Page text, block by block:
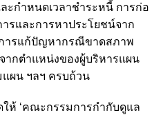
ะกำหนดเวลาชำระหนี้ การก่อ
รและการหาประโยชน์จาก
ารแก้ปัญหากรณีขาดสภาพ
ากตำแหน่งของผู้บริหารแผน
แผน ฯลฯ ครบถ้วน
ห้ ‘คณะกรรมการกำกับดูแล